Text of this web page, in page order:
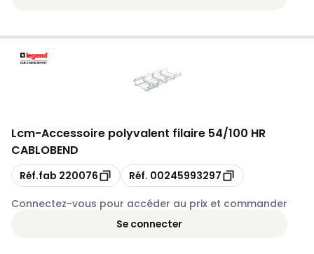
Lcm-Accessoire polyvalent filaire 54/100 HR
CABLOBEND
Copie
Réf.fab 220076 Copie
Réf. 00245993297
Connectez-vous pour accéder au prix et commander
Se connecter